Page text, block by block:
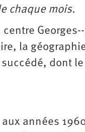
chaque mois.
la
dont
années